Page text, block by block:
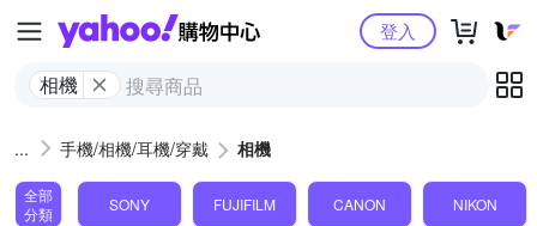
Yahoo購物中心
相機
登入
手機/相機/耳機/穿戴 相機
全部
分類
SONY FUJIFILM CANON NIKON